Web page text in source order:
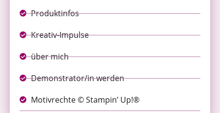
Produktinfos
Kreativ-Impulse
über mich
Demonstrator/in werden
Motivrechte © Stampin’ Up!®